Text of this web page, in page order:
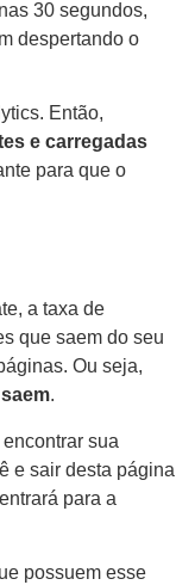
30 segundos,
despertando o
Então,
e carregadas
para que o
a taxa de
que saem do seu
Ou seja,
.
sua
e sair desta página
para a
possuem esse